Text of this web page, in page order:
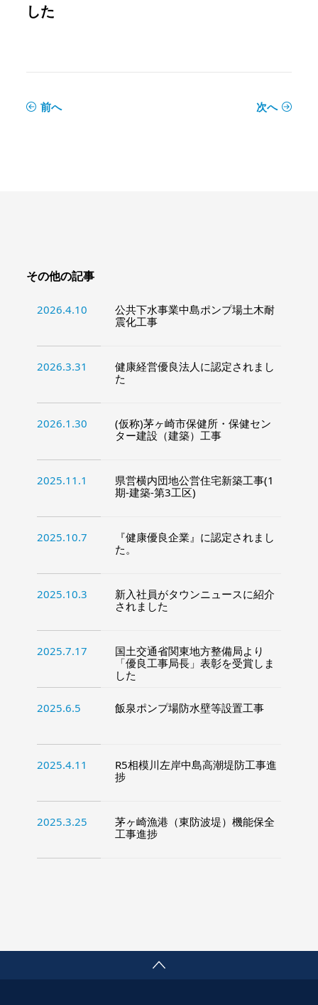
した
前へ 次へ
その他の記事
2026.4.10
公共下水事業中島ポンプ場土木耐
震化工事
2026.3.31
健康経営優良法人に認定されまし
た
2026.1.30
(仮称)茅ヶ崎市保健所・保健セン
ター建設（建築）工事
2025.11.1
県営横内団地公営住宅新築工事(1
期-建築-第3工区)
2025.10.7
『健康優良企業』に認定されまし
た。
2025.10.3
新入社員がタウンニュースに紹介
されました
2025.7.17
国土交通省関東地方整備局より
「優良工事局長」表彰を受賞しま
した
2025.6.5 飯泉ポンプ場防水壁等設置工事
2025.4.11
R5相模川左岸中島高潮堤防工事進
捗
2025.3.25
茅ヶ崎漁港（東防波堤）機能保全
工事進捗